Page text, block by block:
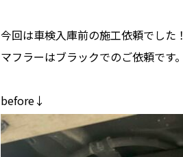
今回は車検入庫前の施工依頼でした！
マフラーはブラックでのご依頼です。
before↓